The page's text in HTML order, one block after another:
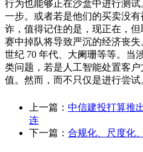
行为也能够正在沙盒中进行测
一步。或者若是他们的买卖没
诈，值得记住的是，现正在，
赛中掉队将导致严沉的经济丧
世纪 70 年代、大阑珊等等。当
类问题，若是人工智能处置客
值。然而，而不只仅是进行尝试
上一篇： 中信建投打算推
连
下一篇： 合规化、尺度化